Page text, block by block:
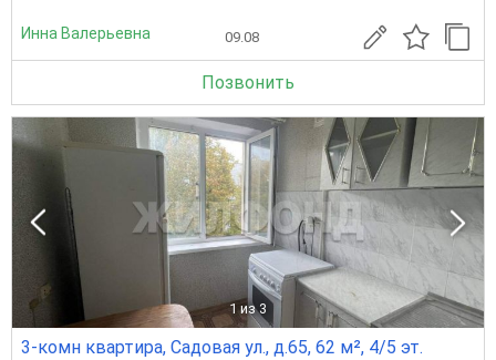
Инна Валерьевна 09.08
Позвонить
1 из 3
3-комн квартира, Садовая ул., д.65, 62 м², 4/5 эт.